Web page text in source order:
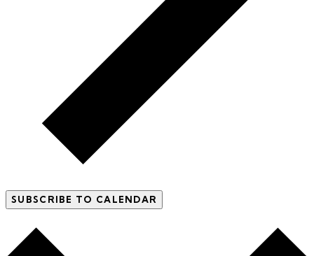
SUBSCRIBE TO CALENDAR